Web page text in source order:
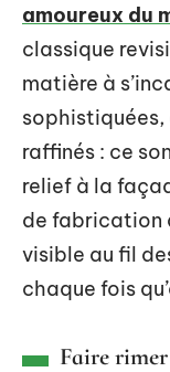
amoureux du
classique
matière à
raffinés : ce
relief à la
de fabrication
visible au fil
chaque fois
Faire